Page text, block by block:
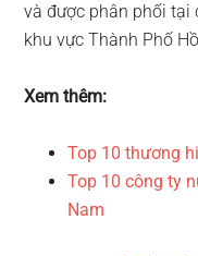
và được phân phối tại
khu vực Thành Phố
Xem thêm:
Top 10 thương
Top 10 công ty
Nam